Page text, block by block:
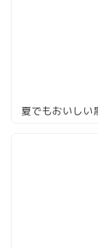
夏でもおいしい